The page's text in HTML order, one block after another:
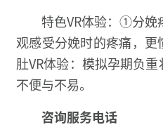
特色VR体验：①分娩
观感受分娩时的疼痛，
肚VR体验：模拟孕期负
不便与不易。
咨询服务电话